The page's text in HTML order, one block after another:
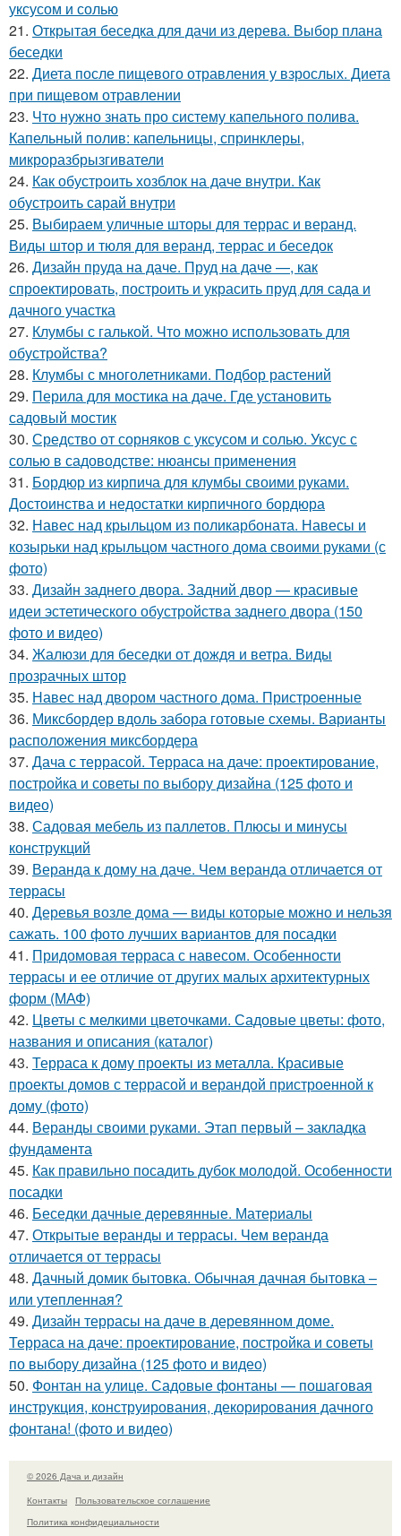
уксусом и солью
21. Открытая беседка для дачи из дерева. Выбор плана
беседки
22. Диета после пищевого отравления у взрослых. Диета
при пищевом отравлении
23. Что нужно знать про систему капельного полива.
Капельный полив: капельницы, спринклеры,
микроразбрызгиватели
24. Как обустроить хозблок на даче внутри. Как
обустроить сарай внутри
25. Выбираем уличные шторы для террас и веранд.
Виды штор и тюля для веранд, террас и беседок
26. Дизайн пруда на даче. Пруд на даче —, как
спроектировать, построить и украсить пруд для сада и
дачного участка
27. Клумбы с галькой. Что можно использовать для
обустройства?
28. Клумбы с многолетниками. Подбор растений
29. Перила для мостика на даче. Где установить
садовый мостик
30. Средство от сорняков с уксусом и солью. Уксус с
солью в садоводстве: нюансы применения
31. Бордюр из кирпича для клумбы своими руками.
Достоинства и недостатки кирпичного бордюра
32. Навес над крыльцом из поликарбоната. Навесы и
козырьки над крыльцом частного дома своими руками (с
фото)
33. Дизайн заднего двора. Задний двор — красивые
идеи эстетического обустройства заднего двора (150
фото и видео)
34. Жалюзи для беседки от дождя и ветра. Виды
прозрачных штор
35. Навес над двором частного дома. Пристроенные
36. Миксбордер вдоль забора готовые схемы. Варианты
расположения миксбордера
37. Дача с террасой. Терраса на даче: проектирование,
постройка и советы по выбору дизайна (125 фото и
видео)
38. Садовая мебель из паллетов. Плюсы и минусы
конструкций
39. Веранда к дому на даче. Чем веранда отличается от
террасы
40. Деревья возле дома — виды которые можно и нельзя
сажать. 100 фото лучших вариантов для посадки
41. Придомовая терраса с навесом. Особенности
террасы и ее отличие от других малых архитектурных
форм (МАФ)
42. Цветы с мелкими цветочками. Садовые цветы: фото,
названия и описания (каталог)
43. Терраса к дому проекты из металла. Красивые
проекты домов с террасой и верандой пристроенной к
дому (фото)
44. Веранды своими руками. Этап первый – закладка
фундамента
45. Как правильно посадить дубок молодой. Особенности
посадки
46. Беседки дачные деревянные. Материалы
47. Открытые веранды и террасы. Чем веранда
отличается от террасы
48. Дачный домик бытовка. Обычная дачная бытовка –
или утепленная?
49. Дизайн террасы на даче в деревянном доме.
Терраса на даче: проектирование, постройка и советы
по выбору дизайна (125 фото и видео)
50. Фонтан на улице. Садовые фонтаны — пошаговая
инструкция, конструирования, декорирования дачного
фонтана! (фото и видео)
© 2026 Дача и дизайн
Контакты
Пользовательское соглашение
Политика конфидециальности